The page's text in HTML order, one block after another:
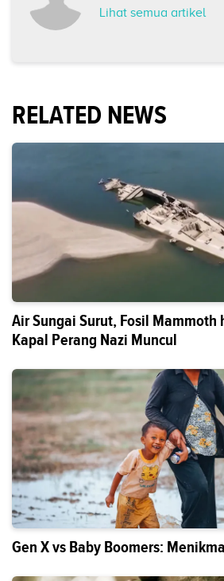
Lihat semua artikel
RELATED NEWS
Air Sungai Surut, Fosil Mammoth
Kapal Perang Nazi Muncul
Gen X vs Baby Boomers: